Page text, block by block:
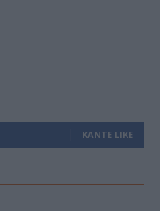
ΚΆΝΤΕ LIKE